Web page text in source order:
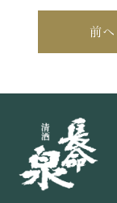
前へ